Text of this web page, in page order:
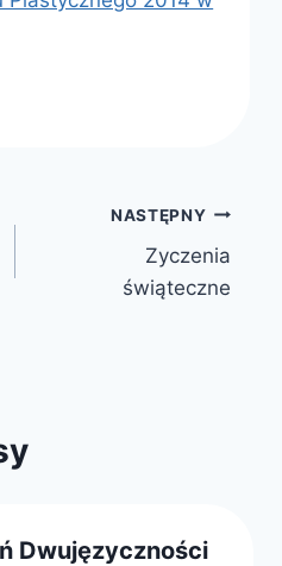
NASTĘPNY
Zyczenia
świąteczne
Dwujęzyczności